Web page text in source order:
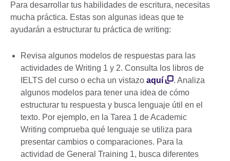
Para desarrollar tus habilidades de escritura, necesitas
mucha práctica. Estas son algunas ideas que te
ayudarán a estructurar tu práctica de writing:
Revisa algunos modelos de respuestas para las
actividades de Writing 1 y 2. Consulta los libros de
IELTS del curso o echa un vistazo aquí
. Analiza
algunos modelos para tener una idea de cómo
estructurar tu respuesta y busca lenguaje útil en el
texto. Por ejemplo, en la Tarea 1 de Academic
Writing comprueba qué lenguaje se utiliza para
presentar cambios o comparaciones. Para la
actividad de General Training 1, busca diferentes